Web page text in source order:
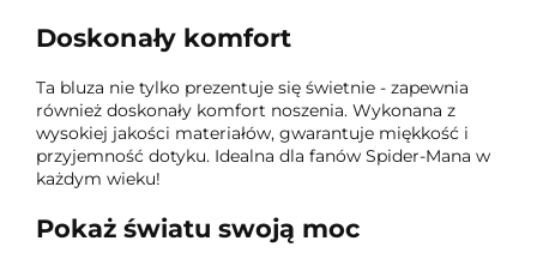
Doskonały komfort
Ta bluza nie tylko prezentuje się świetnie - zapewnia
również doskonały komfort noszenia. Wykonana z
wysokiej jakości materiałów, gwarantuje miękkość i
przyjemność dotyku. Idealna dla fanów Spider-Mana w
każdym wieku!
Pokaż światu swoją moc